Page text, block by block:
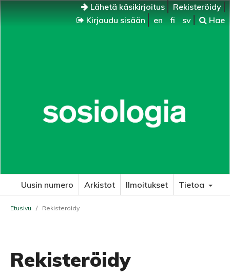
Lähetä käsikirjoitus
Rekisteröidy
Kirjaudu sisään
en fi sv Hae
Uusin numero Arkistot Ilmoitukset Tietoa
Etusivu / Rekisteröidy
Rekisteröidy